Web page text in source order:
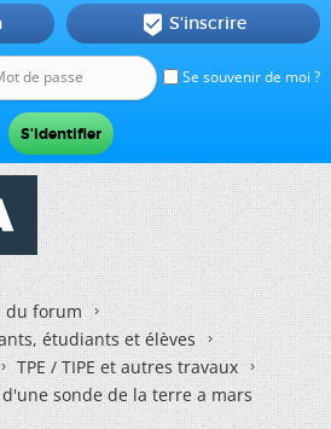
Se souvenir de moi ?
 S'inscrire
du forum
étudiants et élèves
TPE / TIPE et autres travaux
sonde de la terre a mars